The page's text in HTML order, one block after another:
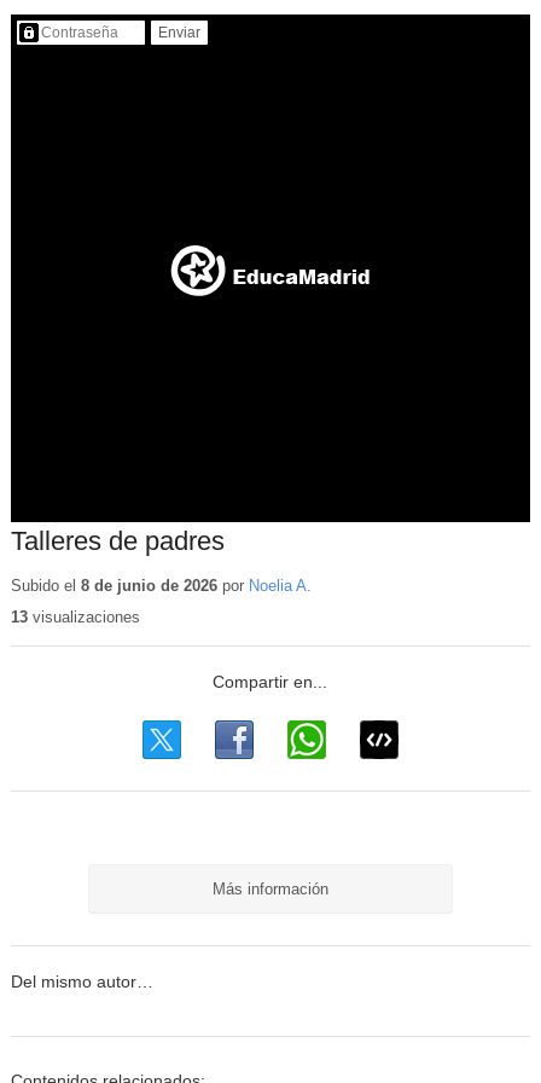
Contenido protegido…
Talleres de padres
Subido el 8 de junio de 2026por Noelia A.
13visualizaciones
Más información
Del mismo autor…